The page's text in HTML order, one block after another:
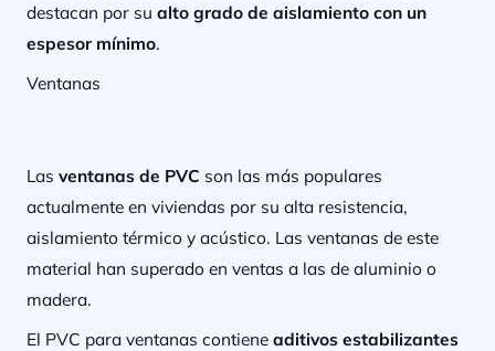
destacan por su alto grado de aislamiento con un
espesor mínimo.
Ventanas
Las ventanas de PVC son las más populares
actualmente en viviendas por su alta resistencia,
aislamiento térmico y acústico. Las ventanas de este
material han superado en ventas a las de aluminio o
madera.
El PVC para ventanas contiene aditivos estabilizantes